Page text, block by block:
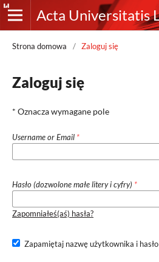
Strona domowa / Zaloguj się
Zaloguj się
* Oznacza wymagane pole
Username or Email *
Hasło (dozwolone małe litery i cyfry) *
Zapomniałeś(aś) hasła?
Zapamiętaj nazwę użytkownika i hasło